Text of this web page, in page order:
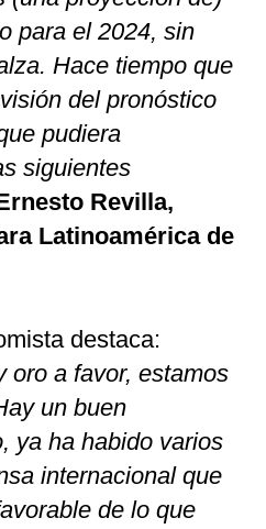
para el 2024, sin
Hace tiempo que
del pronóstico
pudiera
siguientes
Revilla,
Latinoamérica de
destaca:
oro a favor, estamos
un buen
ya ha habido varios
internacional que
de lo que